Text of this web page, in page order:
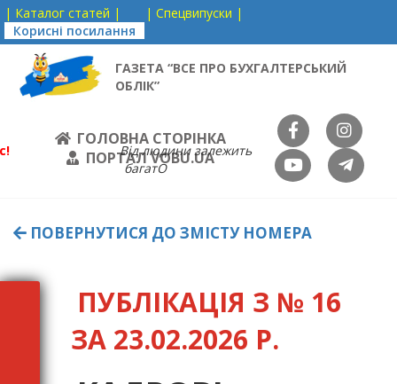
| Каталог статей |
| Спецвипуски |
Корисні посилання
ГАЗЕТА “ВСЕ ПРО БУХГАЛТЕРСЬКИЙ
ОБЛІК”
ГОЛОВНА СТОРІНКА
ПОРТАЛ VOBU.UA
Від людини залежить
багатО
ПОВЕРНУТИСЯ ДО ЗМІСТУ НОМЕРА
ПУБЛІКАЦІЯ З № 16
ЗА 23.02.2026 Р.